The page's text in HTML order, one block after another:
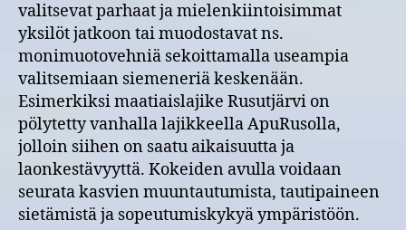
valitsevat parhaat ja mielenkiintoisimmat
yksilöt jatkoon tai muodostavat ns.
monimuotovehniä sekoittamalla useampia
valitsemiaan siemeneriä keskenään.
Esimerkiksi maatiaislajike Rusutjärvi on
pölytetty vanhalla lajikkeella ApuRusolla,
jolloin siihen on saatu aikaisuutta ja
laonkestävyyttä. Kokeiden avulla voidaan
seurata kasvien muuntautumista, tautipaineen
sietämistä ja sopeutumiskykyä ympäristöön.